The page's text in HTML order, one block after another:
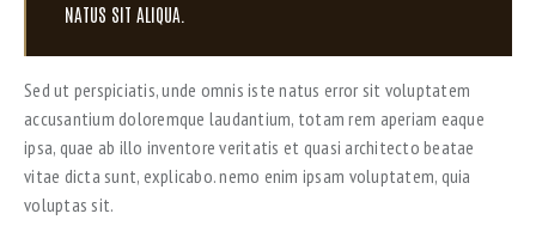
NATUS SIT ALIQUA.
Sed ut perspiciatis, unde omnis iste natus error sit voluptatem
accusantium doloremque laudantium, totam rem aperiam eaque
ipsa, quae ab illo inventore veritatis et quasi architecto beatae
vitae dicta sunt, explicabo. nemo enim ipsam voluptatem, quia
voluptas sit.